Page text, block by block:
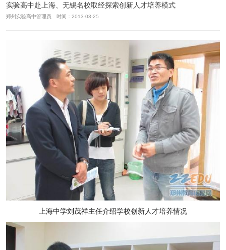
实验高中赴上海、无锡名校取经探索创新人才培养模式
郑州实验高中管理员 时间：2013-03-25
上海中学刘茂祥主任介绍学校创新人才培养情况